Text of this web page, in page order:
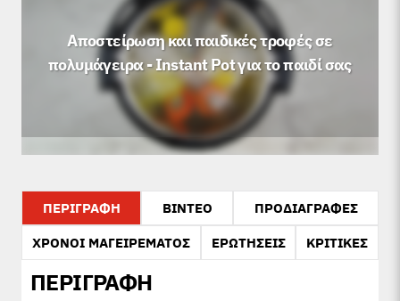
Αποστείρωση και παιδικές τροφές σε
πολυμάγειρα - Instant Pot για το παιδί σας
ΠΕΡΙΓΡΑΦΗ ΒΙΝΤΕΟ ΠΡΟΔΙΑΓΡΑΦΕΣ
ΧΡΟΝΟΙ ΜΑΓΕΙΡΕΜΑΤΟΣ ΕΡΩΤΗΣΕΙΣ ΚΡΙΤΙΚΕΣ
ΠΕΡΙΓΡΑΦΗ